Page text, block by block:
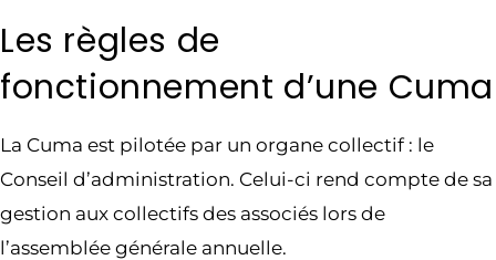
Les règles de
fonctionnement d’une Cuma
La Cuma est pilotée par un organe collectif : le
Conseil d’administration. Celui-ci rend compte de sa
gestion aux collectifs des associés lors de
l’assemblée générale annuelle.